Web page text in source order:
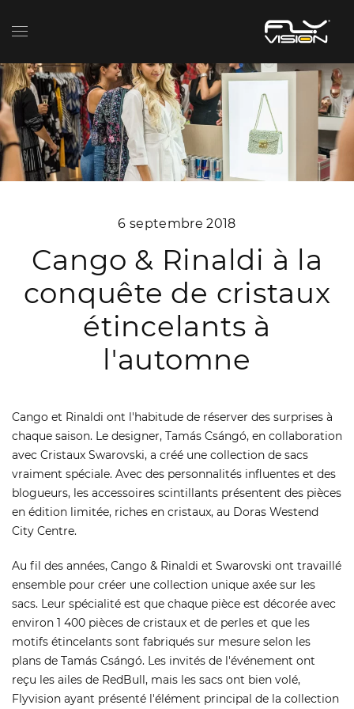
6 septembre 2018
Cango & Rinaldi à la
conquête de cristaux
étincelants à
l'automne
Cango et Rinaldi ont l'habitude de réserver des surprises à
chaque saison. Le designer, Tamás Csángó, en collaboration
avec Cristaux Swarovski, a créé une collection de sacs
vraiment spéciale. Avec des personnalités influentes et des
blogueurs, les accessoires scintillants présentent des pièces
en édition limitée, riches en cristaux, au Doras Westend
City Centre.
Au fil des années, Cango & Rinaldi et Swarovski ont travaillé
ensemble pour créer une collection unique axée sur les
sacs. Leur spécialité est que chaque pièce est décorée avec
environ 1 400 pièces de cristaux et de perles et que les
motifs étincelants sont fabriqués sur mesure selon les
plans de Tamás Csángó. Les invités de l'événement ont
reçu les ailes de RedBull, mais les sacs ont bien volé,
Flyvision ayant présenté l'élément principal de la collection